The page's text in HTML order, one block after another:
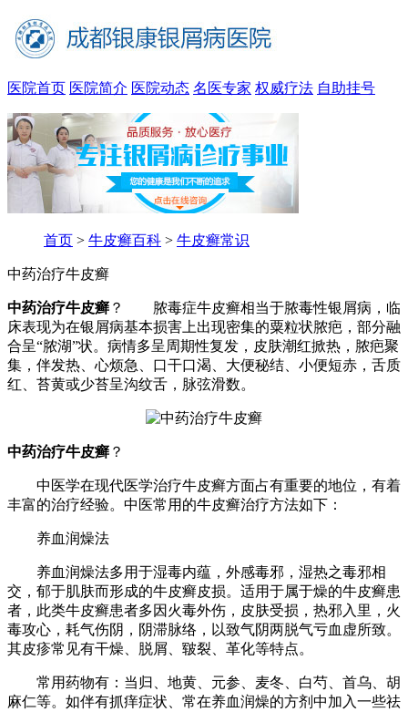
医院首页 医院简介 医院动态 名医专家 权威疗法 自助挂号
首页 > 牛皮癣百科 > 牛皮癣常识
中药治疗牛皮癣
中药治疗牛皮癣 ？ 脓毒症牛皮癣相当于脓毒性银屑病，临
床表现为在银屑病基本损害上出现密集的粟粒状脓疤，部分融
合呈“脓湖”状。病情多呈周期性复发，皮肤潮红掀热，脓疤聚
集，伴发热、心烦急、口干口渴、大便秘结、小便短赤，舌质
红、苔黄或少苔呈沟纹舌，脉弦滑数。
中药治疗牛皮癣 ？
中医学在现代医学治疗牛皮癣方面占有重要的地位，有着
丰富的治疗经验。中医常用的牛皮癣治疗方法如下：
养血润燥法
养血润燥法多用于湿毒内蕴，外感毒邪，湿热之毒邪相
交，郁于肌肤而形成的牛皮癣皮损。适用于属于燥的牛皮癣患
者，此类牛皮癣患者多因火毒外伤，皮肤受损，热邪入里，火
毒攻心，耗气伤阴，阴滞脉络，以致气阴两脱气亏血虚所致。
其皮疹常见有干燥、脱屑、皲裂、革化等特点。
常用药物有：当归、地黄、元参、麦冬、白芍、首乌、胡
麻仁等。如伴有抓痒症状、常在养血润燥的方剂中加入一些祛